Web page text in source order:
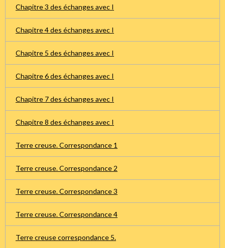
Chapitre 3 des échanges avec I
Chapitre 4 des échanges avec I
Chapitre 5 des échanges avec I
Chapitre 6 des échanges avec I
Chapitre 7 des échanges avec I
Chapitre 8 des échanges avec I
Terre creuse. Correspondance 1
Terre creuse. Correspondance 2
Terre creuse. Correspondance 3
Terre creuse. Correspondance 4
Terre creuse correspondance 5.